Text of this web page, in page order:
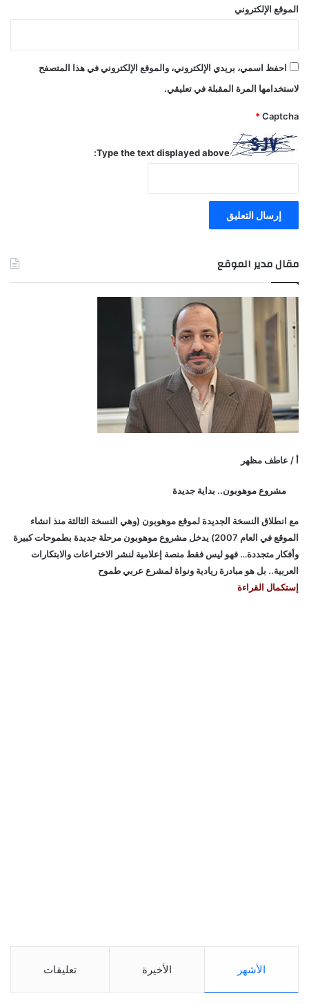
الموقع الإلكتروني
احفظ اسمي، بريدي الإلكتروني، والموقع الإلكتروني في هذا المتصفح
لاستخدامها المرة المقبلة في تعليقي.
Captcha
*
Type the text displayed above:
مقال مدير الموقع
أ / عاطف مظهر
مشروع موهوبون.. بداية جديدة
مع انطلاق النسخة الجديدة لموقع موهوبون (وهي النسخة الثالثة منذ انشاء
الموقع في العام 2007) يدخل مشروع موهوبون مرحلة جديدة بطموحات كبيرة
وأفكار متجددة… فهو ليس فقط منصة إعلامية لنشر الاختراعات والابتكارات
العربية.. بل هو مبادرة ريادية ونواة لمشرع عربي طموح
إستكمال القراءة
الأشهر الأخيرة تعليقات